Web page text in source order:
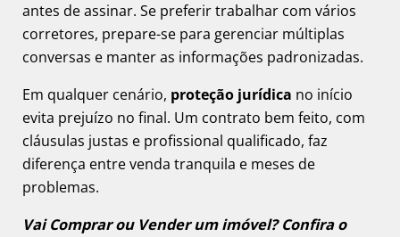
antes de assinar. Se preferir trabalhar com vários
corretores, prepare-se para gerenciar múltiplas
conversas e manter as informações padronizadas.
Em qualquer cenário, proteção jurídica no início
evita prejuízo no final. Um contrato bem feito, com
cláusulas justas e profissional qualificado, faz
diferença entre venda tranquila e meses de
problemas.
Vai Comprar ou Vender um imóvel? Confira o